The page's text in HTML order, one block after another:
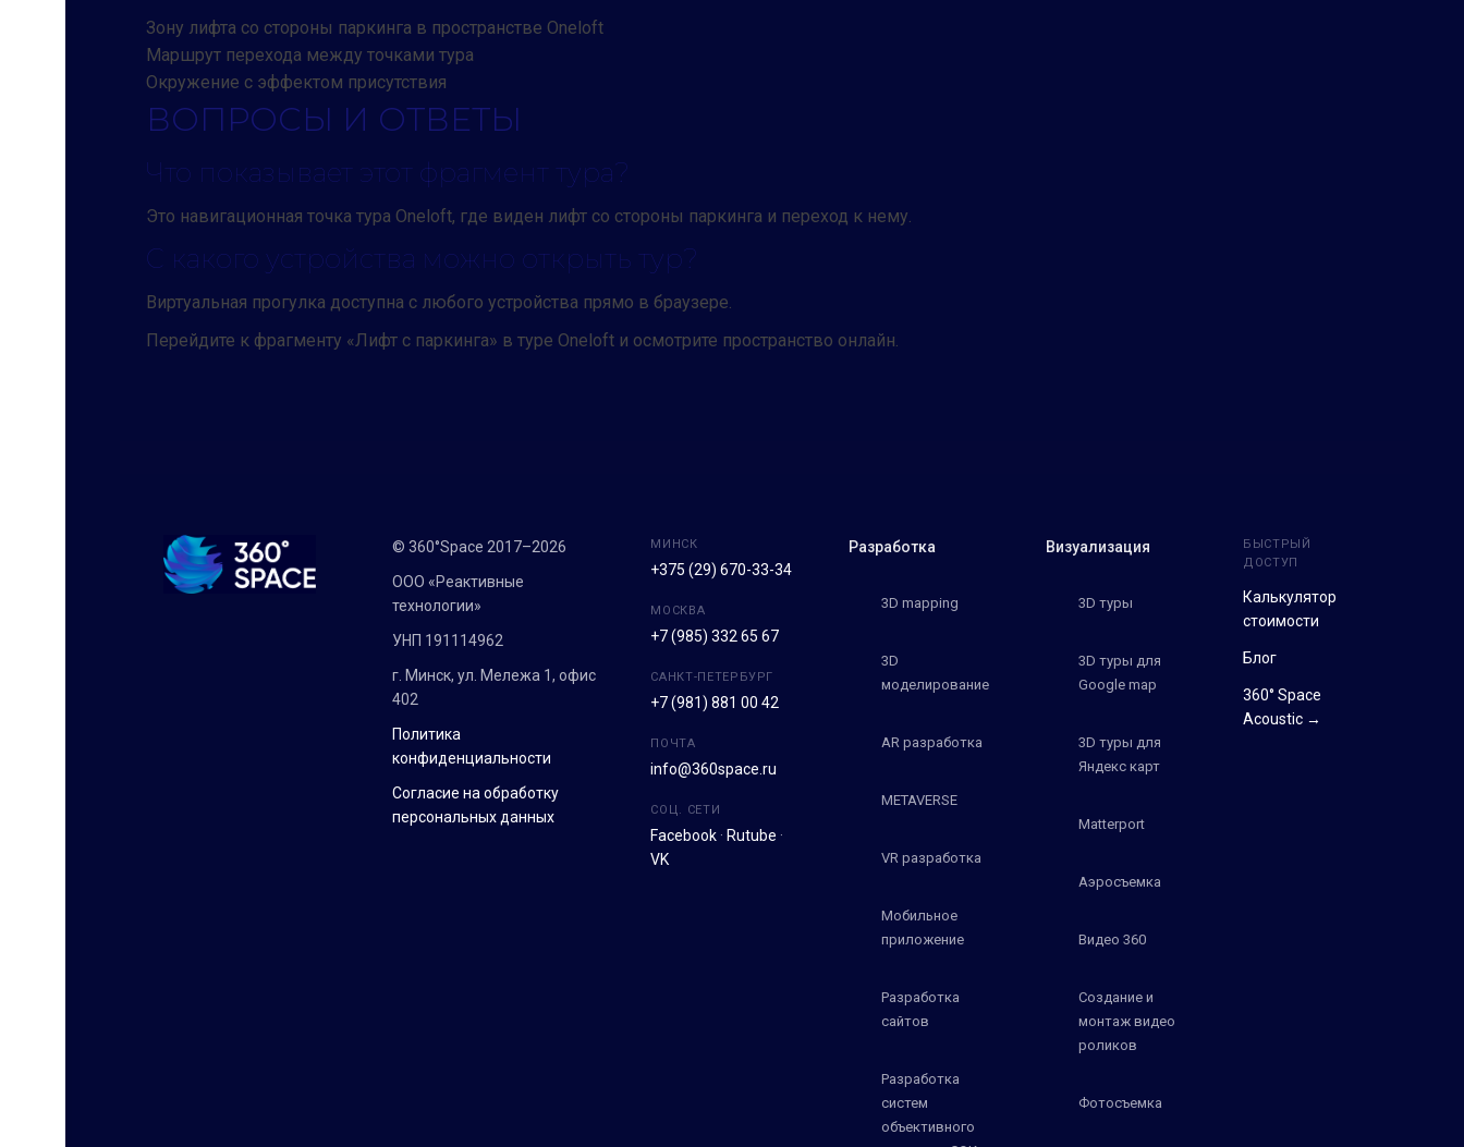
Зону лифта со стороны паркинга в пространстве Oneloft
Маршрут перехода между точками тура
Окружение с эффектом присутствия
ВОПРОСЫ И ОТВЕТЫ
Что показывает этот фрагмент тура?
Это навигационная точка тура Oneloft, где виден лифт со стороны паркинга и переход к нему.
С какого устройства можно открыть тур?
Виртуальная прогулка доступна с любого устройства прямо в браузере.
Перейдите к фрагменту «Лифт с паркинга» в туре Oneloft и осмотрите пространство онлайн.
© 360°Space 2017–2026
ООО «Реактивные
технологии»
УНП 191114962
г. Минск, ул. Мележа 1, офис
402
Политика
конфиденциальности
Согласие на обработку
персональных данных
МИНСК
+375 (29) 670-33-34
МОСКВА
+7 (985) 332 65 67
САНКТ-ПЕТЕРБУРГ
+7 (981) 881 00 42
ПОЧТА
info@360space.ru
СОЦ. СЕТИ
Facebook · Rutube ·
VK
Разработка
3D mapping
3D
моделирование
AR разработка
METAVERSE
VR разработка
Мобильное
приложение
Разработка
сайтов
Разработка
систем
объективного
Визуализация
3D туры
3D туры для
Google map
3D туры для
Яндекс карт
Matterport
Аэросъемка
Видео 360
Создание и
монтаж видео
роликов
Фотосъемка
БЫСТРЫЙ
ДОСТУП
Калькулятор
стоимости
Блог
360° Space
Acoustic →